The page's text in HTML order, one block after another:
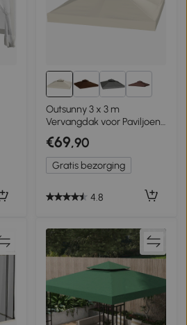
Outsunny 3 x 3 m
Vervangdak voor Paviljoen,
Paviljoen-vervangzeil met
Regenafvoer-Gaten,
UPF30+, Zonbescherming,
Crèmewit
€69,90
Gratis bezorging
4.8